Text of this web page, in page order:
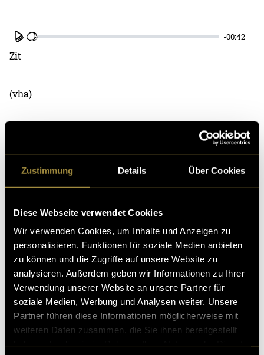
Zustimmung Details Über Cookies
Diese Webseite verwendet Cookies
Wir verwenden Cookies, um Inhalte und Anzeigen zu
personalisieren, Funktionen für soziale Medien anbieten
zu können und die Zugriffe auf unsere Website zu
analysieren. Außerdem geben wir Informationen zu Ihrer
Verwendung unserer Website an unsere Partner für
soziale Medien, Werbung und Analysen weiter. Unsere
Partner führen diese Informationen möglicherweise mit
weiteren Daten zusammen, die Sie ihnen bereitgestellt
Play
-00:42
Zit
(vha)
Kritik
Ähnliche Artikel